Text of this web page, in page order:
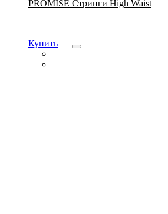
PROMISE Стринги High Waist
Купить